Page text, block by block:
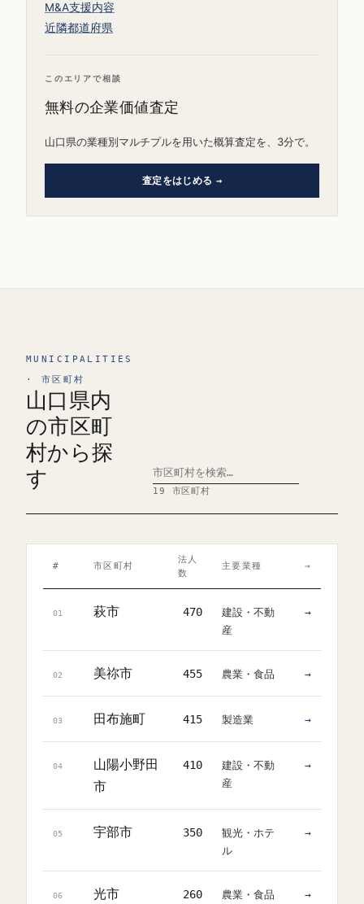
M&A支援内容
近隣都道府県
このエリアで相談
無料の企業価値査定
山口県の業種別マルチプルを用いた概算査定を、3分で。
査定をはじめる
MUNICIPALITIES
· 市区町村
山口県内
の市区町
村から探
す
19 市区町村
# 市区町村
法人
数
主要業種 →
01 萩市 470
建設・不動
産
→
02 美祢市 455 農業・食品 →
03 田布施町 415 製造業 →
04
山陽小野田
市
410
建設・不動
産
→
05 宇部市 350
観光・ホテ
ル
→
06 光市 260 農業・食品 →